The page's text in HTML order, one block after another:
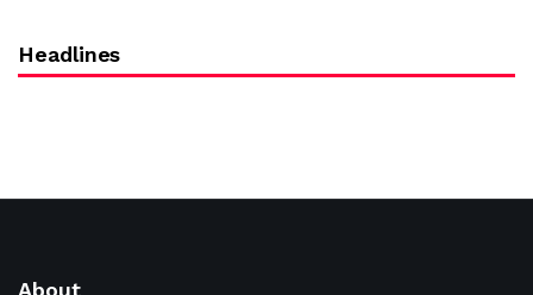
Headlines
About